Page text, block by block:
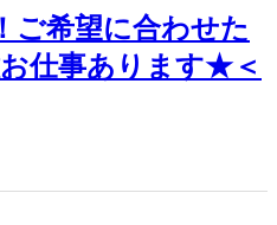
ご希望に合わせた
仕事あります★＜